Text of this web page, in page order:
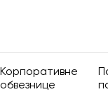
Корпоративне
обвезнице